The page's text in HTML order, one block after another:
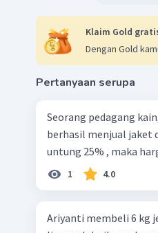
Klaim Gold
Dengan Gold
Pertanyaan serupa
Seorang pedagang
berhasil menjual jaket
untung 25% , maka
1 4.0
Ariyanti membeli 6 kg